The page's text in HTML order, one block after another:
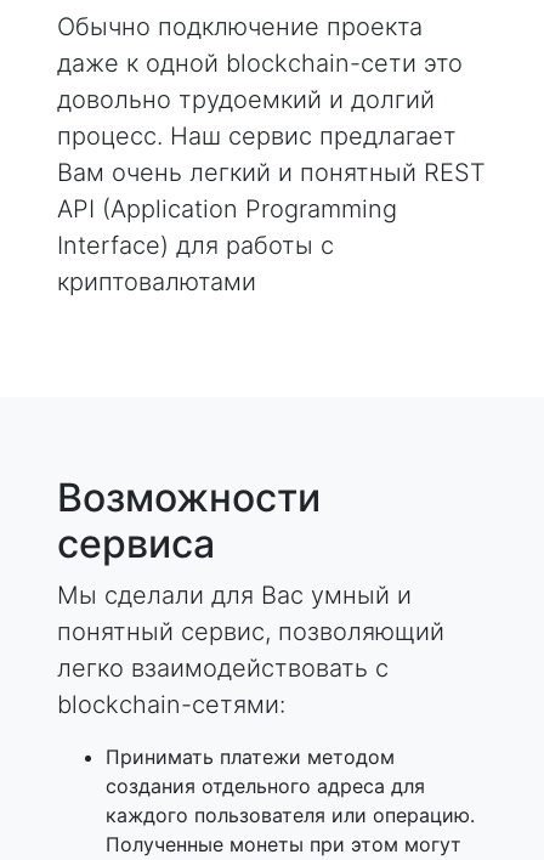
Обычно подключение проекта
даже к одной blockchain-сети это
довольно трудоемкий и долгий
процесс. Наш сервис предлагает
Вам очень легкий и понятный REST
API (Application Programming
Interface) для работы с
криптовалютами
Возможности
сервиса
Мы сделали для Вас умный и
понятный сервис, позволяющий
легко взаимодействовать с
blockchain-сетями:
Принимать платежи методом
создания отдельного адреса для
каждого пользователя или операцию.
Полученные монеты при этом могут